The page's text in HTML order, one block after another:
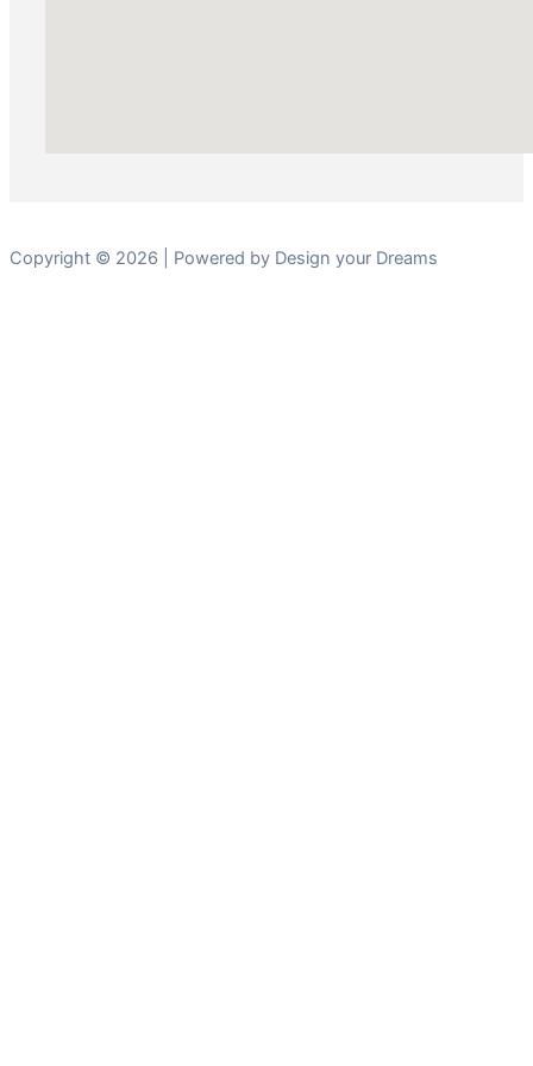
Copyright © 2026 | Powered by Design your Dreams